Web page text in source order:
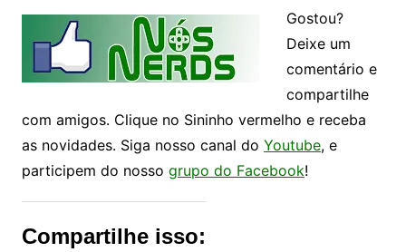
Gostou?
Deixe um
comentário e
compartilhe
com amigos. Clique no Sininho vermelho e receba
as novidades. Siga nosso canal do Youtube, e
participem do nosso grupo do Facebook!
Compartilhe isso: